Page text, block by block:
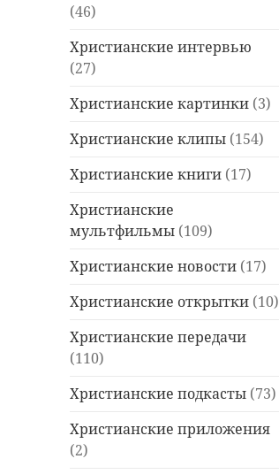
(46)
Христианские интервью
(27)
Христианские картинки (3)
Христианские клипы (154)
Христианские книги (17)
Христианские
мультфильмы (109)
Христианские новости (17)
Христианские открытки (10)
Христианские передачи
(110)
Христианские подкасты (73)
Христианские приложения
(2)